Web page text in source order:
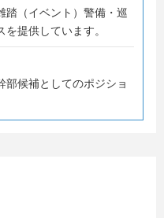
エントリーしてくださ
踏（イベント）警備・巡
提供しています。
部候補としてのポジショ